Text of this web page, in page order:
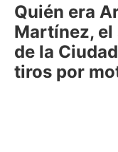
Quién era
Martínez, el
de la
tiros por